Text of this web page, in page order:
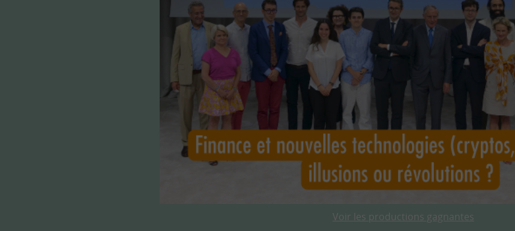
Voir les productions gagnantes